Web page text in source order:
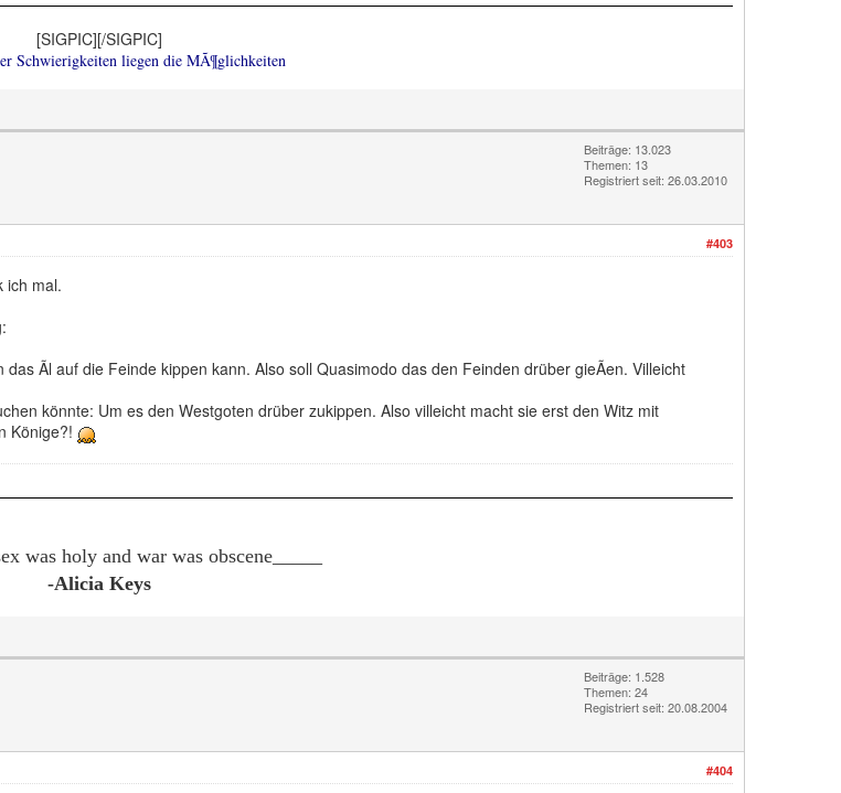
[SIGPIC][/SIGPIC]
Schwierigkeiten liegen die MÃ¶glichkeiten
Beiträge: 13.023
Themen: 13
Registriert seit: 26.03.2010
#403
ich mal.
Ãl auf die Feinde kippen kann. Also soll Quasimodo das den Feinden drüber gieÃen. Villeicht
könnte: Um es den Westgoten drüber zukippen. Also villeicht macht sie erst den Witz mit
Könige?!
was holy and war was obscene_____
-Alicia Keys
Beiträge: 1.528
Themen: 24
Registriert seit: 20.08.2004
#404